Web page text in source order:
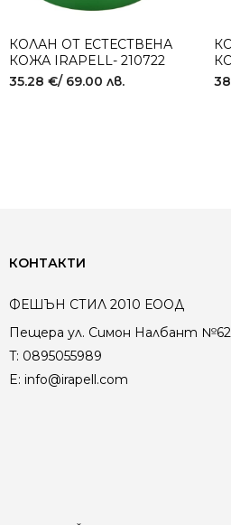
КОЛАН ОТ ЕСТЕСТВЕНА
КОЖА IRAPELL- 210722
GREEN-GOLD
35.28 €/ 69.00 лв.
КОНТАКТИ
ФЕШЪН СТИЛ 2010 ЕООД
Пещера ул. Симон Налбант №62
T: 0895055989
E: info@irapell.com